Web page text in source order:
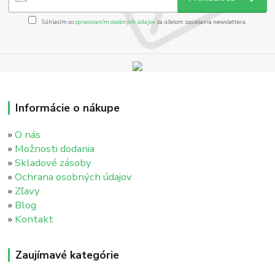
Súhlasím sospracovaním osobných údajov za účelom zasielania newslettera.
Informácie o nákupe
»O nás
» Možnosti dodania
»Skladové zásoby
»Ochrana osobných údajov
» Zľavy
» Blog
» Kontakt
Zaujímavé kategórie